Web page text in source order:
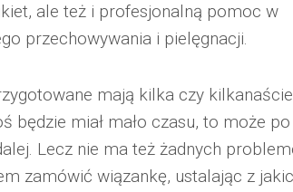
ale też i profesjonalną pomoc w
przechowywania i pielęgnacji.
mają kilka czy kilkanaście
będzie miał mało czasu, to może po
Lecz nie ma też żadnych
zamówić wiązankę, ustalając z